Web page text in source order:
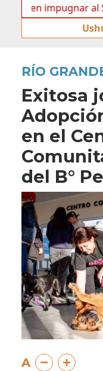
impugnar al
RÍO
Exitosa
en el
del B°
A